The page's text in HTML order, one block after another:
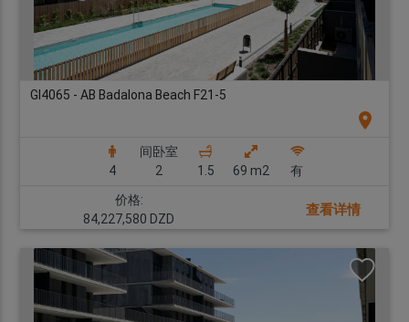
GI4065 - AB Badalona Beach F21-5
location_on
4
间卧室
2
1.5 69 m2
有
价格:
84,227,580 DZD
查看详情